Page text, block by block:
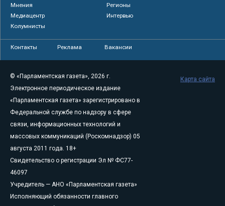
Мнения
Регионы
Медиацентр
Интервью
Колумнисты
Контакты Реклама Вакансии
© «Парламентская газета», 2026 г.
Электронное периодическое издание
«Парламентская газета» зарегистрировано в
Федеральной службе по надзору в сфере
связи, информационных технологий и
массовых коммуникаций (Роскомнадзор) 05
августа 2011 года. 18+
Свидетельство о регистрации Эл № ФС77-
46097
Учредитель — АНО «Парламентская газета»
Исполняющий обязанности главного
Карта сайта